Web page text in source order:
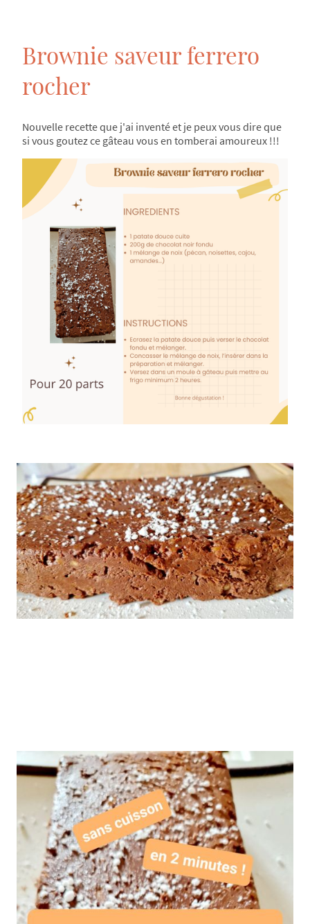
Brownie saveur ferrero
rocher
Nouvelle recette que j'ai inventé et je peux vous dire que
si vous goutez ce gâteau vous en tomberai amoureux !!!